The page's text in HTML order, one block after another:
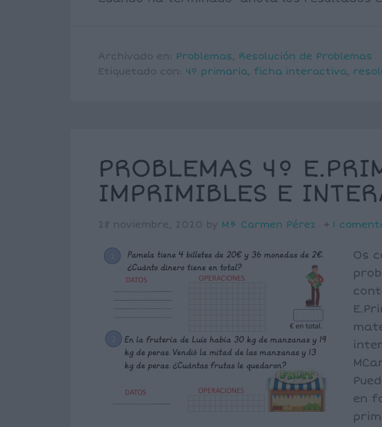
Archivado en: Problemas, Resolución de Problemas
Etiquetado con: 4º primaria, ficha interactiva,
PROBLEMAS 4º
IMPRIMIBLES E
28 noviembre, 2020 by Mª Carmen Pérez 1
Os
en